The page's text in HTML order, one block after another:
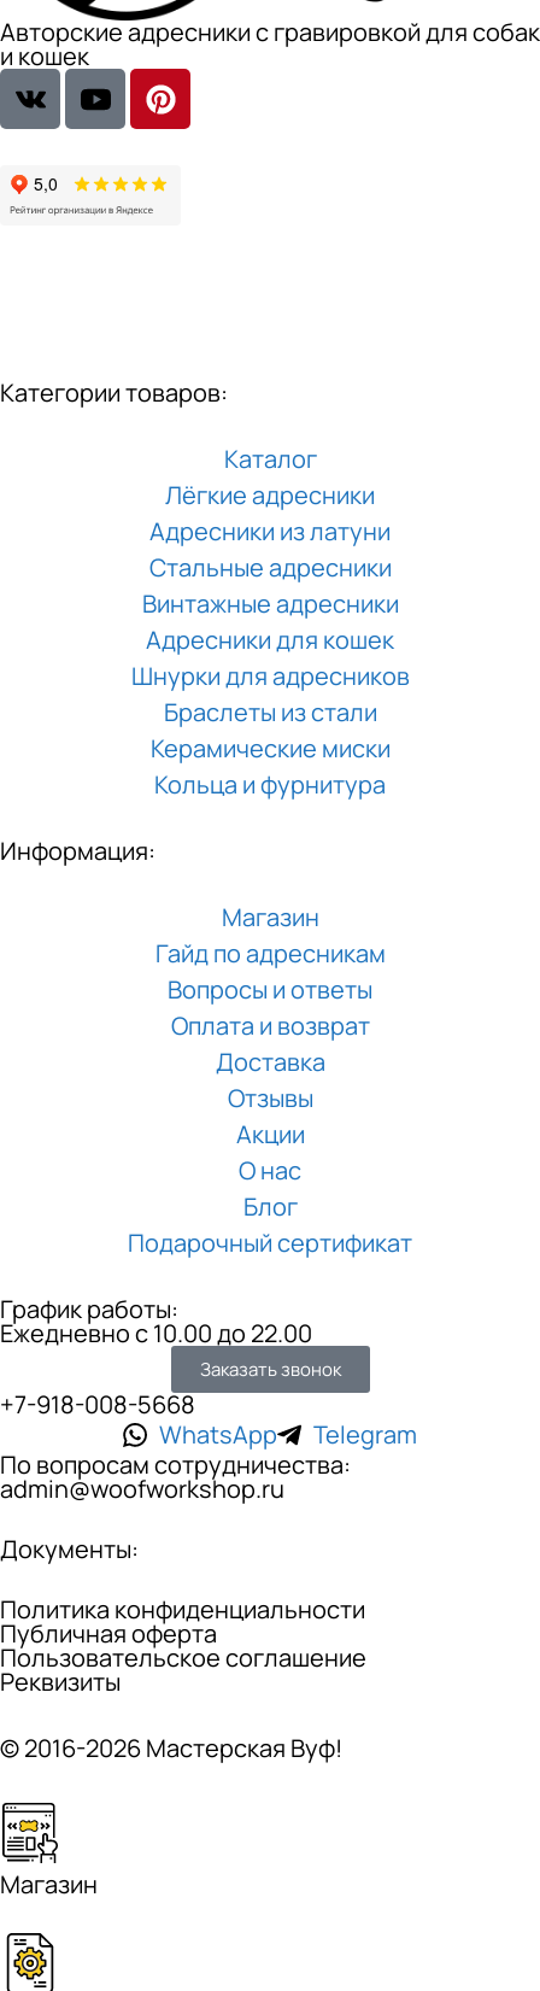
Авторские адресники с гравировкой для собак
и кошек
Категории товаров:
Каталог
Лёгкие адресники
Адресники из латуни
Стальные адресники
Винтажные адресники
Адресники для кошек
Шнурки для адресников
Браслеты из стали
Керамические миски
Кольца и фурнитура
Информация:
Магазин
Гайд по адресникам
Вопросы и ответы
Оплата и возврат
Доставка
Отзывы
Акции
О нас
Блог
Подарочный сертификат
График работы:
Ежедневно с 10.00 до 22.00
Заказать звонок
+7-918-008-5668
WhatsApp
Telegram
По вопросам сотрудничества:
admin@woofworkshop.ru
Документы:
Политика конфиденциальности
Публичная оферта
Пользовательское соглашение
Реквизиты
© 2016-2026 Мастерская Вуф!
Магазин